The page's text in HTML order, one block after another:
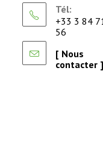
Tél:
+33 3 84
56
[ Nous
contacter ]